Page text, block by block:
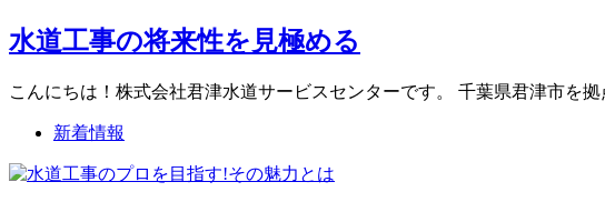
水道工事の将来性を見極める
こんにちは！株式会社君津水道サービスセンターです。 千葉県君津市を
新着情報